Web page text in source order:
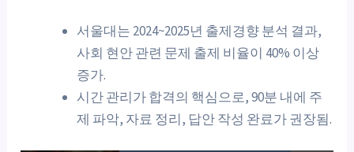
서울대는 2024~2025년 출제경향 분석 결과,
사회 현안 관련 문제 출제 비율이 40% 이상
증가.
시간 관리가 합격의 핵심으로, 90분 내에 주
제 파악, 자료 정리, 답안 작성 완료가 권장됨.